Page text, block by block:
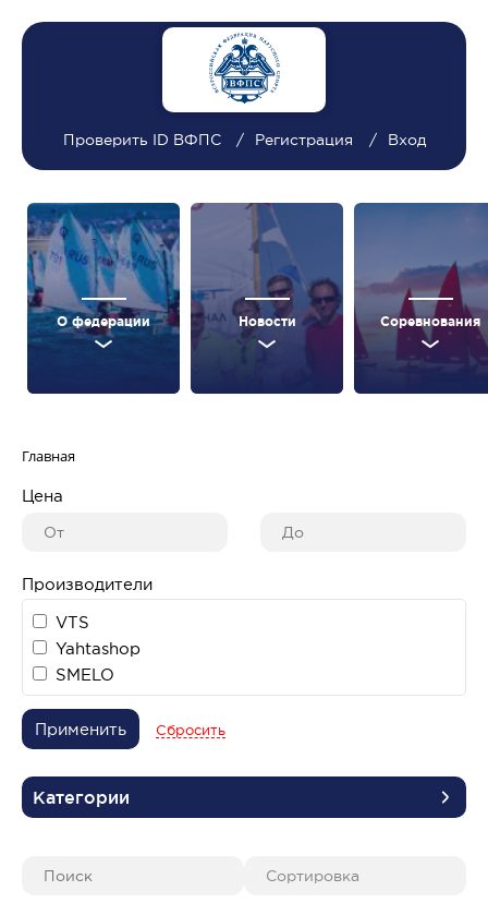
Проверить ID ВФПС Регистрация Вход
О федерации Новости Соревнования
Главная
Цена
Производители
VTS
Yahtashop
SMELO
Применить Сбросить
Категории